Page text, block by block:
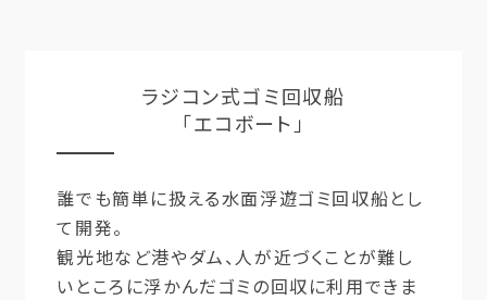
ラジコン式ゴミ回収船
「エコボート」
誰でも簡単に扱える水面浮遊ゴミ回収船とし
て開発。
観光地など港やダム、人が近づくことが難し
いところに浮かんだゴミの回収に利用できま